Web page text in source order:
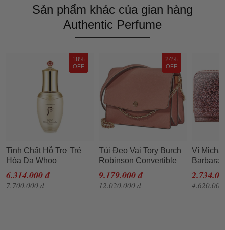
Sản phẩm khác của gian hàng
Authentic Perfume
18%
OFF
Tinh Chất Hỗ Trợ Trẻ
Hóa Da Whoo
Cheonyuldan
Regenerating Essence
6.314.000 đ
7.700.000 đ
24%
OFF
Túi Đeo Vai Tory Burch
Robinson Convertible
Shoulder Bag- Tramonto
Cho Nữ
9.179.000 đ
12.020.000 đ
Ví
Barbara
Metallic
Rose